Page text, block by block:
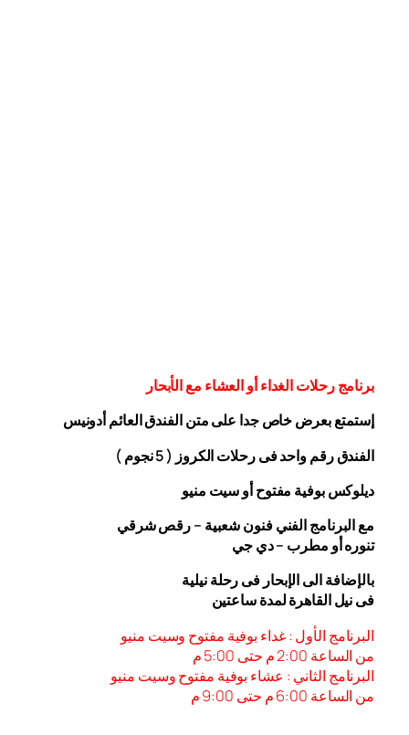
برنامج رحلات الغداء أو العشاء مع الأبحار
إستمتع بعرض خاص جدا على متن الفندقالعائم أدونيس
الفندق رقم واحد فى رحلات الكروز ( 5 نجوم )
ديلوكس بوفية مفتوح أو سيت منيو
مع البرنامج الفني فنون شعبية – رقص شرقي
تنوره أو مطرب – دي جي
بالإضافة الى الإبحار فى رحلة نيلية
فى نيل القاهرة لمدة ساعتين
البرنامج الأول : غداء بوفية مفتوح وسيت منيو
من الساعة 2:00 م حتى 5:00 م
البرنامج الثاني : عشاء بوفية مفتوح وسيت منيو
من الساعة 6:00
م حتى 9:00 م